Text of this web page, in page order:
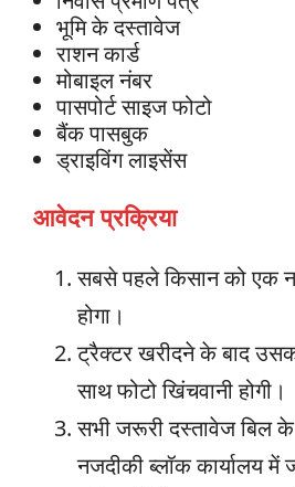
भूमि के दस्तावेज
राशन कार्ड
मोबाइल नंबर
पासपोर्ट साइज फोटो
बैंक पासबुक
ड्राइविंग लाइसेंस
आवेदन प्रक्रिया
सबसे पहले किसान को एक
होगा।
ट्रैक्टर खरीदने के बाद
साथ फोटो खिंचवानी होगी।
सभी जरूरी दस्तावेज बिल
नजदीकी ब्लॉक कार्यालय में